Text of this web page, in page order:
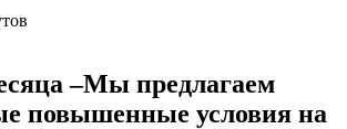
–Мы предлагаем
повышенные условия на